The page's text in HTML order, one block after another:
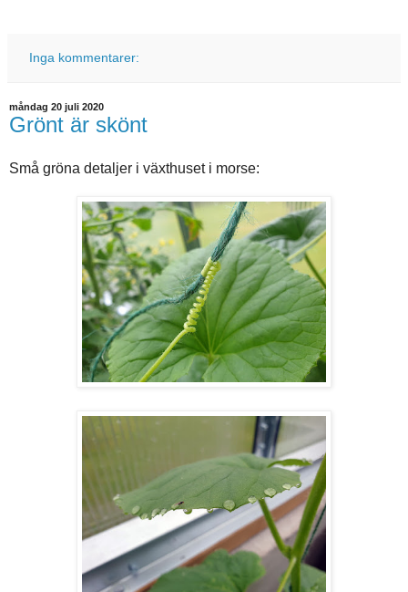
Inga kommentarer:
måndag 20 juli 2020
Grönt är skönt
Små gröna detaljer i växthuset i morse: